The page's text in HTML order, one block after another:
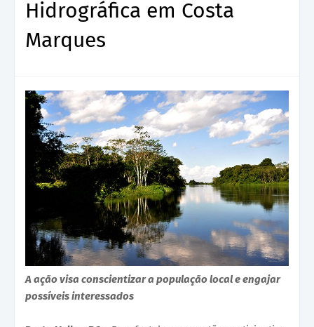
Hidrográfica em Costa
Marques
A ação visa conscientizar a população local e engajar
possíveis interessados